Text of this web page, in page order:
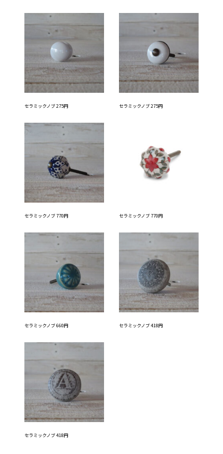
セラミックノブ 275円 セラミックノブ 275円
セラミックノブ 770円 セラミックノブ 770円
セラミックノブ 660円 セラミックノブ 418円
セラミックノブ 418円